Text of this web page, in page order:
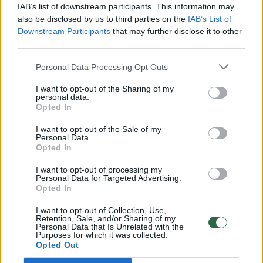
IAB’s list of downstream participants. This information may
also be disclosed by us to third parties on the IAB’s List of
Downstream Participants that may further disclose it to other
Personal Data Processing Opt Outs
I want to opt-out of the Sharing of my
personal data.
Opted In
I want to opt-out of the Sale of my
Personal Data.
Opted In
I want to opt-out of processing my
Personal Data for Targeted Advertising.
Opted In
I want to opt-out of Collection, Use,
Retention, Sale, and/or Sharing of my
Personal Data that Is Unrelated with the
Purposes for which it was collected.
Opted Out
Vaizdai iš tragiškos avarijos Vilniaus r.: dviejų moterų ir
vaiko gyvybių išgelbėti nepavyko
Lietuvos diena
32 laipsnių šilumos
Žinios | Orai
Nufilmavo, kaip patvino Vilniaus Vakarinis aplinkkelis:
vaizdas pribloškia
Žinios | Lietuvos diena
00:00:55
Avarija Vilniuje: į stotelę įsirėžęs automobilis sužalojo
dvi moteris
Žinios | Lietuvos diena